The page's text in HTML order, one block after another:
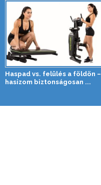
Haspad vs. felülés a földön –
hasizom biztonságosan ...